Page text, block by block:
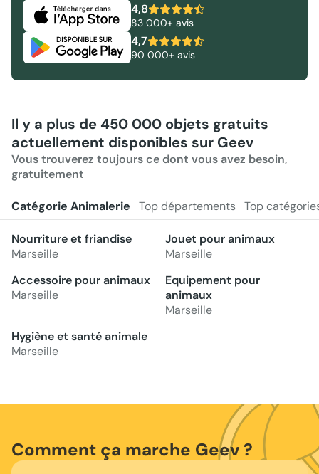
4,8
83 000+ avis
4,7
90 000+ avis
Il y a plus de 450 000 objets gratuits
actuellement disponibles sur Geev
Vous trouverez toujours ce dont vous avez besoin,
gratuitement
Catégorie Animalerie Top départements Top
Nourriture et friandise
Marseille
Jouet pour animaux
Marseille
Accessoire pour animaux
Marseille
Equipement pour
animaux
Marseille
Hygiène et santé animale
Marseille
Comment ça marche Geev ?